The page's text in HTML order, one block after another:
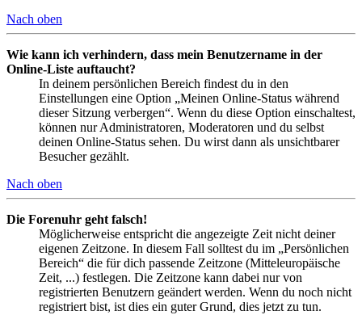
Nach oben
Wie kann ich verhindern, dass mein Benutzername in der
Online-Liste auftaucht?
In deinem persönlichen Bereich findest du in den
Einstellungen eine Option „Meinen Online-Status während
dieser Sitzung verbergen“. Wenn du diese Option einschaltest,
können nur Administratoren, Moderatoren und du selbst
deinen Online-Status sehen. Du wirst dann als unsichtbarer
Besucher gezählt.
Nach oben
Die Forenuhr geht falsch!
Möglicherweise entspricht die angezeigte Zeit nicht deiner
eigenen Zeitzone. In diesem Fall solltest du im „Persönlichen
Bereich“ die für dich passende Zeitzone (Mitteleuropäische
Zeit, ...) festlegen. Die Zeitzone kann dabei nur von
registrierten Benutzern geändert werden. Wenn du noch nicht
registriert bist, ist dies ein guter Grund, dies jetzt zu tun.